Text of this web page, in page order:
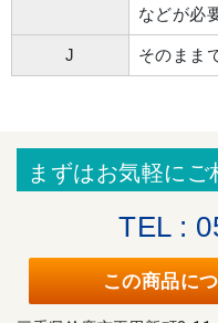
などが必
J そのまま
まずはお気軽にご
TEL :
この商品に